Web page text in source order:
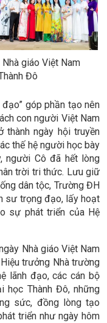
giáo Việt Nam
Đô
đạo” góp phần tạo nên
con người Việt Nam
ngày hội truyền
thế hệ người học bày
người Cô đã hết lòng
trời tri thức. Lưu giữ
dân tộc, Trường ĐH
sư trọng đạo, lấy hoạt
sự phát triển của Hệ
Nhà giáo Việt Nam
trưởng Nhà trường
lãnh đạo, các cán bộ
học Thành Đô, những
sức, đồng lòng tạo
triển như ngày hôm